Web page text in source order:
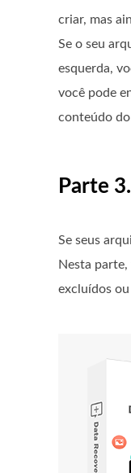
criar, mas
Se o seu
esquerda,
você pode
conteúdo
Parte
Se seus
Nesta
excluídos